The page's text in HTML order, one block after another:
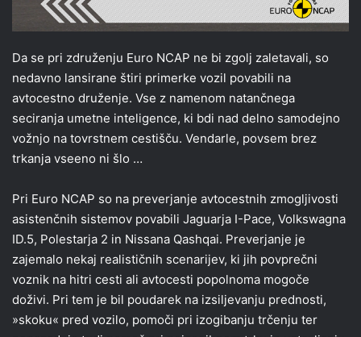
Da se pri združenju Euro NCAP ne bi zgolj zaletavali, so
nedavno lansirane štiri primerke vozil povabili na
avtocestno druženje. Vse z namenom natančnega
seciranja umetne inteligence, ki bdi nad delno samodejno
vožnjo na tovrstnem cestišču. Vendarle, povsem brez
trkanja vseeno ni šlo …
Pri Euro NCAP so na preverjanje avtocestnih zmogljivosti
asistenčnih sistemov povabili Jaguarja I-Pace, Volkswagna
ID.5, Polestarja 2 in Nissana Qashqai. Preverjanje je
zajemalo nekaj realističnih scenarijev, ki jih povprečni
voznik na hitri cesti ali avtocesti popolnoma mogoče
doživi. Pri tem je bil poudarek na izsiljevanju prednosti,
»skoku« pred vozilo, pomoči pri izogibanju trčenju ter